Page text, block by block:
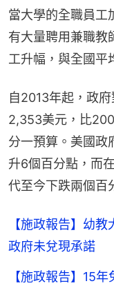
當大學的全職員工
有大量聘用兼職教
工升幅，與全國平
自2013年起，政
2,353美元，比
分一預算。美國政
升6個百分點，而
代至今下跌兩個百
【施政報告】幼
政府未兌現承諾
【施政報告】15